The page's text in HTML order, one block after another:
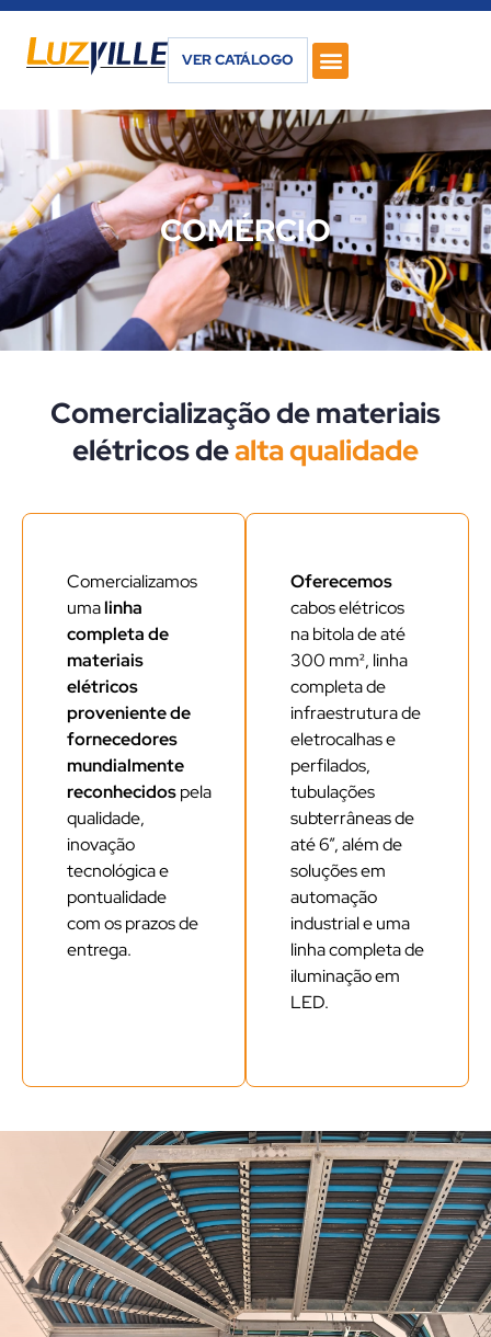
VER CATÁLOGO
COMÉRCIO
Comercialização de materiais
elétricos dealta qualidade
Comercializamos
umalinha
completa de
materiais
elétricos
proveniente de
fornecedores
mundialmente
reconhecidospela
qualidade,
inovação
tecnológica e
pontualidade
com os prazos de
entrega.
Oferecemos
cabos elétricos
na bitola de até
300 mm², linha
completa de
infraestrutura de
eletrocalhas e
perfilados,
tubulações
subterrâneas de
até 6”, além de
soluções em
automação
industrial e uma
linha completa de
iluminação em
LED.